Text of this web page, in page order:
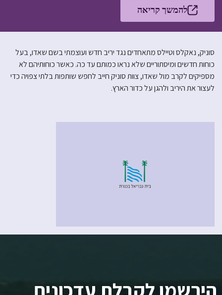
להמשך קריאה
סוניק, נאקלס וטיילס מתאחדים נגד יריב חדש ועוצמתי בשם שאדו, בעל
כוחות חדשים ומיסתוריים שלא נראו כמותם עד כה. כאשר כוחותיהם לא
מספיקים לקרב מול שאדו, צוות סוניק חייב לחפש שותפות בלתי צפויה כדי
לעצור את היריב ולהגן על כדור הארץ.